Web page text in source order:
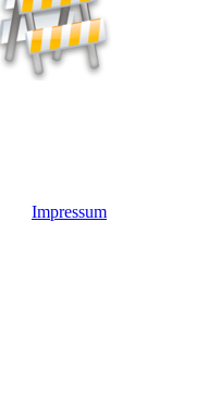
Impressum